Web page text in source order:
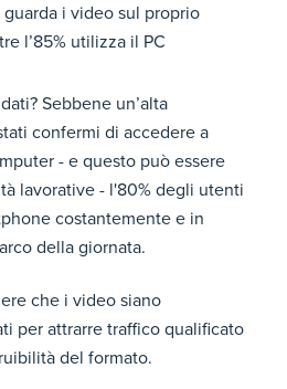
i video sul proprio
l’85% utilizza il PC
Sebbene un’alta
confermi di accedere a
- e questo può essere
lavorative - l'80% degli utenti
costantemente e in
della giornata.
che i video siano
per attrarre traffico qualificato
del formato.